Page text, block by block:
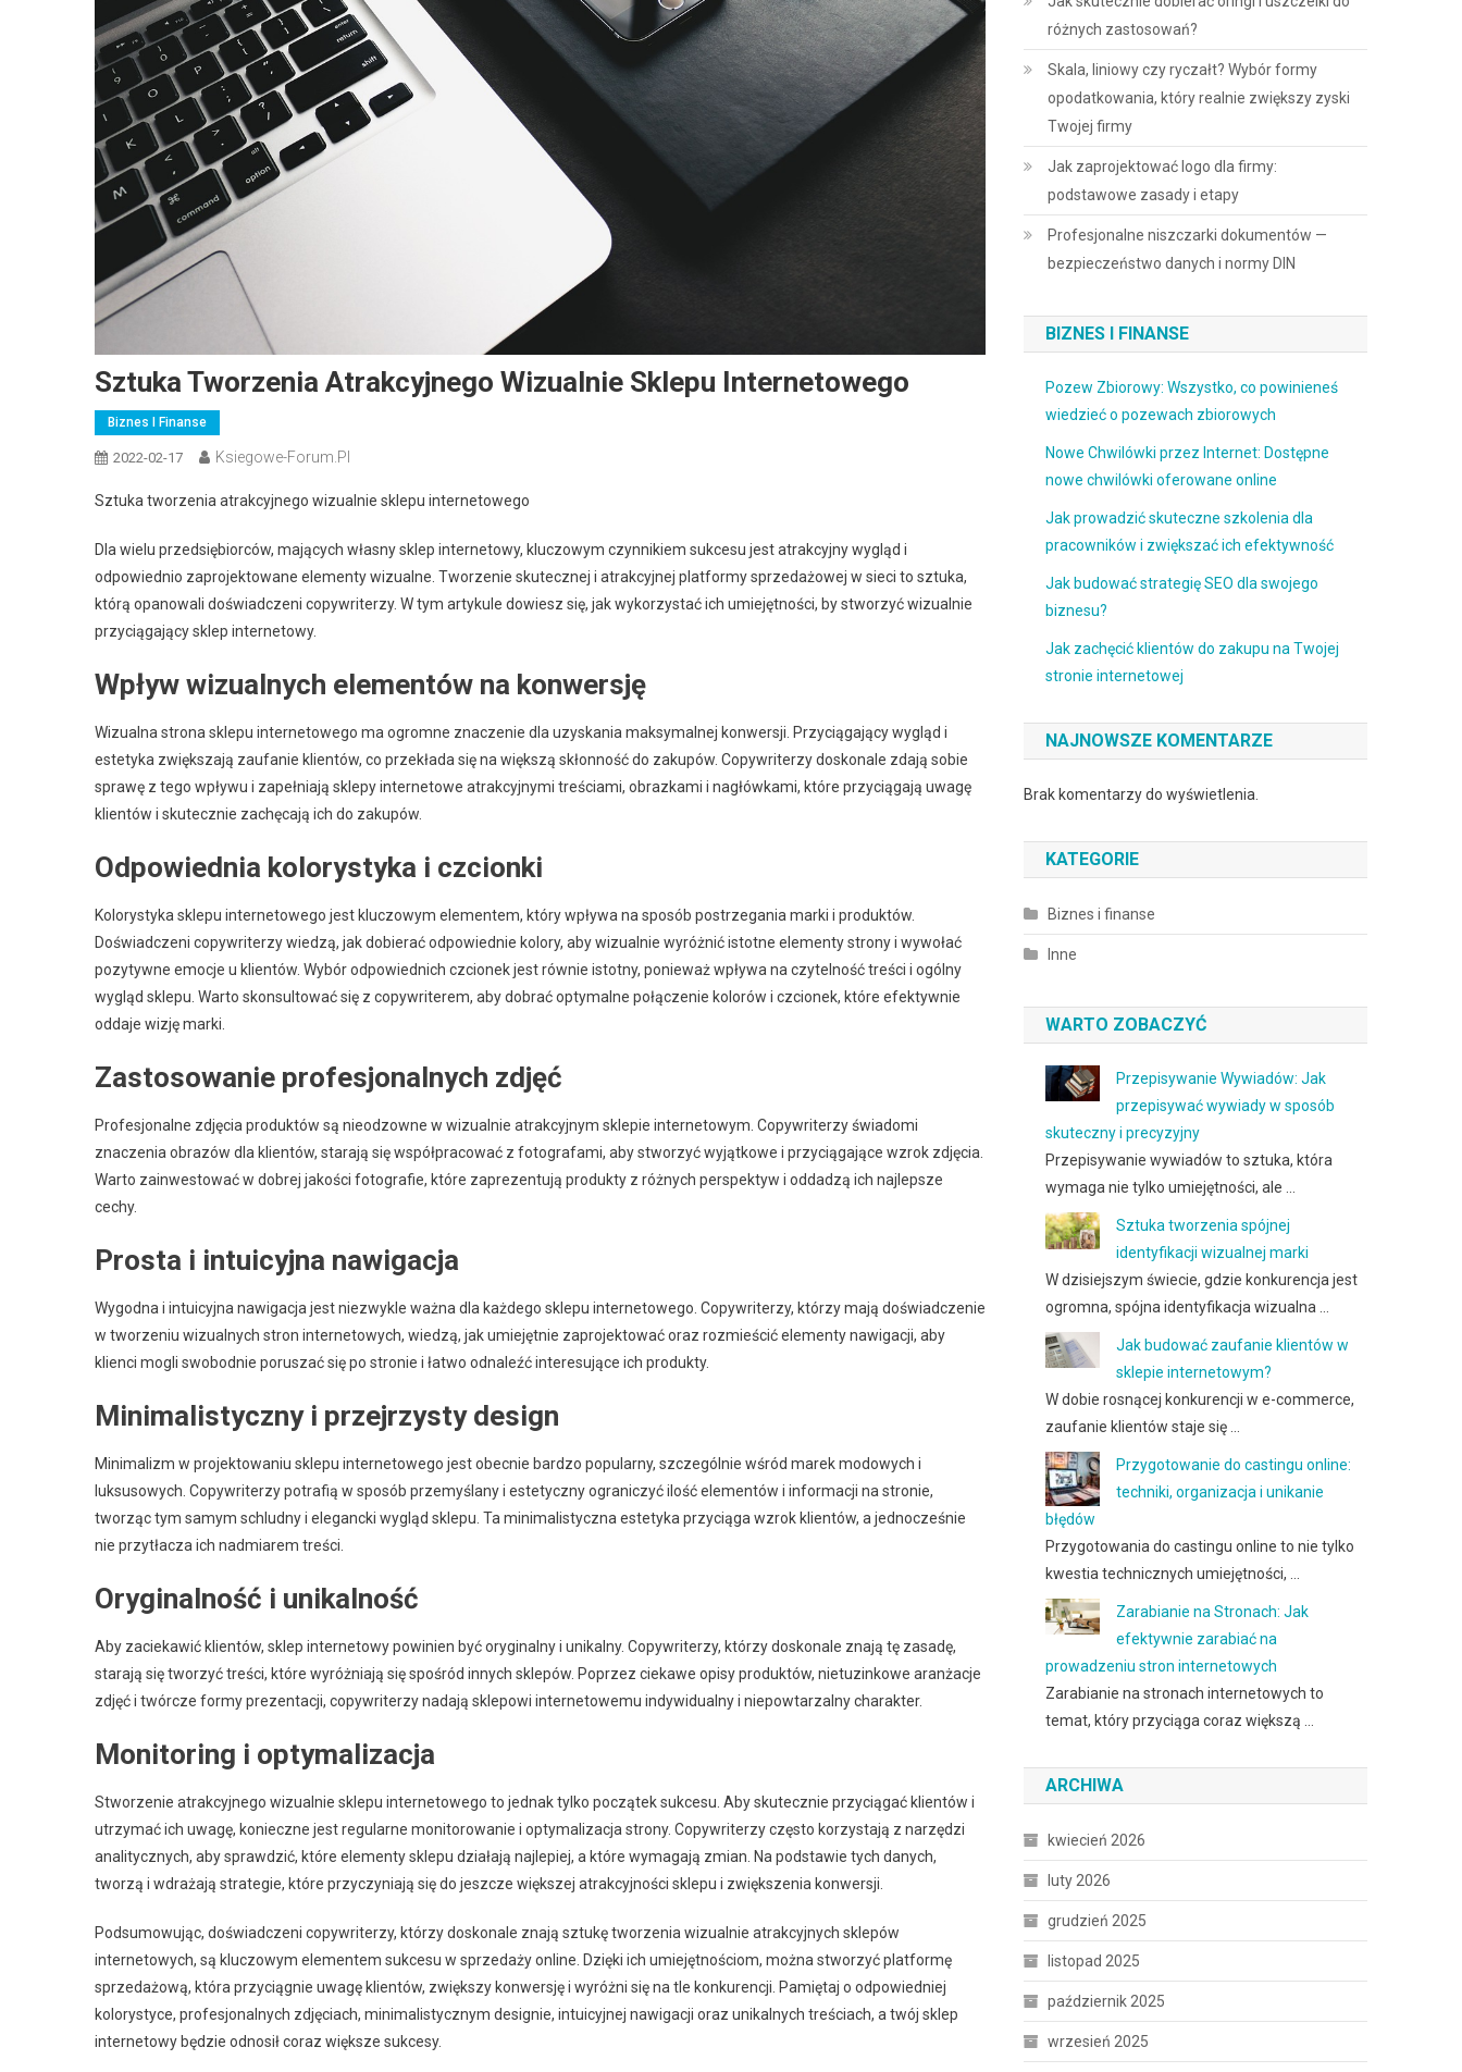
Sztuka Tworzenia Atrakcyjnego Wizualnie Sklepu Internetowego
Biznes I Finanse
2022-02-17 Ksiegowe-Forum.pl
Sztuka tworzenia atrakcyjnego wizualnie sklepu internetowego
Dla wielu przedsiębiorców, mających własny sklep internetowy, kluczowym czynnikiem sukcesu jest atrakcyjny wygląd i
odpowiednio zaprojektowane elementy wizualne. Tworzenie skutecznej i atrakcyjnej platformy sprzedażowej w sieci to sztuka,
którą opanowali doświadczeni copywriterzy. W tym artykule dowiesz się, jak wykorzystać ich umiejętności, by stworzyć wizualnie
przyciągający sklep internetowy.
Wpływ wizualnych elementów na konwersję
Wizualna strona sklepu internetowego ma ogromne znaczenie dla uzyskania maksymalnej konwersji. Przyciągający wygląd i
estetyka zwiększają zaufanie klientów, co przekłada się na większą skłonność do zakupów. Copywriterzy doskonale zdają sobie
sprawę z tego wpływu i zapełniają sklepy internetowe atrakcyjnymi treściami, obrazkami i nagłówkami, które przyciągają uwagę
klientów i skutecznie zachęcają ich do zakupów.
Odpowiednia kolorystyka i czcionki
Kolorystyka sklepu internetowego jest kluczowym elementem, który wpływa na sposób postrzegania marki i produktów.
Doświadczeni copywriterzy wiedzą, jak dobierać odpowiednie kolory, aby wizualnie wyróżnić istotne elementy strony i wywołać
pozytywne emocje u klientów. Wybór odpowiednich czcionek jest równie istotny, ponieważ wpływa na czytelność treści i ogólny
wygląd sklepu. Warto skonsultować się z copywriterem, aby dobrać optymalne połączenie kolorów i czcionek, które efektywnie
oddaje wizję marki.
Zastosowanie profesjonalnych zdjęć
Profesjonalne zdjęcia produktów są nieodzowne w wizualnie atrakcyjnym sklepie internetowym. Copywriterzy świadomi
znaczenia obrazów dla klientów, starają się współpracować z fotografami, aby stworzyć wyjątkowe i przyciągające wzrok zdjęcia.
Warto zainwestować w dobrej jakości fotografie, które zaprezentują produkty z różnych perspektyw i oddadzą ich najlepsze
cechy.
Prosta i intuicyjna nawigacja
Wygodna i intuicyjna nawigacja jest niezwykle ważna dla każdego sklepu internetowego. Copywriterzy, którzy mają doświadczenie
w tworzeniu wizualnych stron internetowych, wiedzą, jak umiejętnie zaprojektować oraz rozmieścić elementy nawigacji, aby
klienci mogli swobodnie poruszać się po stronie i łatwo odnaleźć interesujące ich produkty.
Minimalistyczny i przejrzysty design
Minimalizm w projektowaniu sklepu internetowego jest obecnie bardzo popularny, szczególnie wśród marek modowych i
luksusowych. Copywriterzy potrafią w sposób przemyślany i estetyczny ograniczyć ilość elementów i informacji na stronie,
tworząc tym samym schludny i elegancki wygląd sklepu. Ta minimalistyczna estetyka przyciąga wzrok klientów, a jednocześnie
nie przytłacza ich nadmiarem treści.
Oryginalność i unikalność
Aby zaciekawić klientów, sklep internetowy powinien być oryginalny i unikalny. Copywriterzy, którzy doskonale znają tę zasadę,
starają się tworzyć treści, które wyróżniają się spośród innych sklepów. Poprzez ciekawe opisy produktów, nietuzinkowe aranżacje
zdjęć i twórcze formy prezentacji, copywriterzy nadają sklepowi internetowemu indywidualny i niepowtarzalny charakter.
Monitoring i optymalizacja
Stworzenie atrakcyjnego wizualnie sklepu internetowego to jednak tylko początek sukcesu. Aby skutecznie przyciągać klientów i
utrzymać ich uwagę, konieczne jest regularne monitorowanie i optymalizacja strony. Copywriterzy często korzystają z narzędzi
analitycznych, aby sprawdzić, które elementy sklepu działają najlepiej, a które wymagają zmian. Na podstawie tych danych,
tworzą i wdrażają strategie, które przyczyniają się do jeszcze większej atrakcyjności sklepu i zwiększenia konwersji.
Podsumowując, doświadczeni copywriterzy, którzy doskonale znają sztukę tworzenia wizualnie atrakcyjnych sklepów
internetowych, są kluczowym elementem sukcesu w sprzedaży online. Dzięki ich umiejętnościom, można stworzyć platformę
sprzedażową, która przyciągnie uwagę klientów, zwiększy konwersję i wyróżni się na tle konkurencji. Pamiętaj o odpowiedniej
kolorystyce, profesjonalnych zdjęciach, minimalistycznym designie, intuicyjnej nawigacji oraz unikalnych treściach, a twój sklep
internetowy będzie odnosił coraz większe sukcesy.
różnych zastosowań?
Skala, liniowy czy ryczałt? Wybór formy
opodatkowania, który realnie zwiększy zyski
Twojej firmy
Jak zaprojektować logo dla firmy:
podstawowe zasady i etapy
Profesjonalne niszczarki dokumentów —
bezpieczeństwo danych i normy DIN
BIZNES I FINANSE
Pozew Zbiorowy: Wszystko, co powinieneś
wiedzieć o pozewach zbiorowych
Nowe Chwilówki przez Internet: Dostępne
nowe chwilówki oferowane online
Jak prowadzić skuteczne szkolenia dla
pracowników i zwiększać ich efektywność
Jak budować strategię SEO dla swojego
biznesu?
Jak zachęcić klientów do zakupu na Twojej
stronie internetowej
NAJNOWSZE KOMENTARZE
Brak komentarzy do wyświetlenia.
KATEGORIE
Biznes i finanse
Inne
WARTO ZOBACZYĆ
Przepisywanie Wywiadów: Jak
przepisywać wywiady w sposób
skuteczny i precyzyjny
Przepisywanie wywiadów to sztuka, która
wymaga nie tylko umiejętności, ale …
Sztuka tworzenia spójnej
identyfikacji wizualnej marki
W dzisiejszym świecie, gdzie konkurencja jest
ogromna, spójna identyfikacja wizualna …
Jak budować zaufanie klientów w
sklepie internetowym?
W dobie rosnącej konkurencji w e-commerce,
zaufanie klientów staje się …
Przygotowanie do castingu online:
techniki, organizacja i unikanie
błędów
Przygotowania do castingu online to nie tylko
kwestia technicznych umiejętności, …
Zarabianie na Stronach: Jak
efektywnie zarabiać na
prowadzeniu stron internetowych
Zarabianie na stronach internetowych to
temat, który przyciąga coraz większą …
ARCHIWA
kwiecień 2026
luty 2026
grudzień 2025
listopad 2025
październik 2025
wrzesień 2025